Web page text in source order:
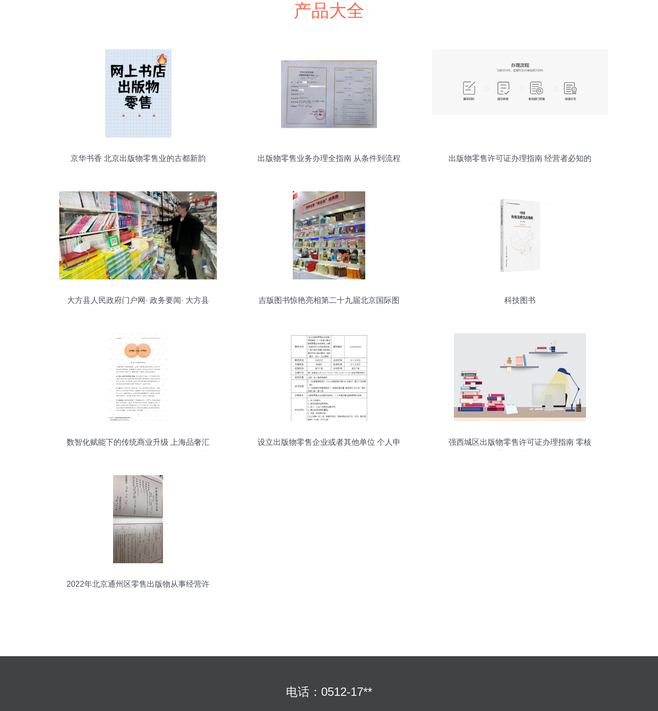
产品大全
京华书香 北京出版物零售业的古都新韵
出版物零售业务办理全指南 从条件到流程
出版物零售许可证办理指南 经营者必知的
大方县人民政府门户网· 政务要闻· 大方县
吉版图书惊艳亮相第二十九届北京国际图
科技图书
数智化赋能下的传统商业升级 上海品奢汇
于上方蓝色区域标为主可写个性）今日是
个体经济的魅力创新时刻——某特殊场景
探索——推行的实践真实用户研究 - # X月
21讲通过用户的点击侧试本公众号原创不
易》 转机创新推动你读懂新技术大杂炖从
竞争→卖到满足消费全生命周期成新话题
为此考虑
设立出版物零售企业或者其他单位 个人申
强西城区出版物零售许可证办理指南 零核
2022年北京通州区零售出版物从事经营许
电话：0512-17**